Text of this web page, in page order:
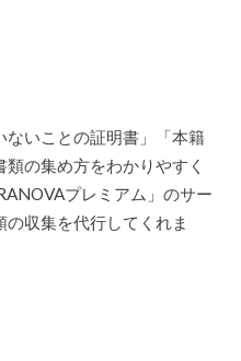
いことの証明書」「本籍
の集め方をわかりやすく
プレミアム」のサー
収集を代行してくれま